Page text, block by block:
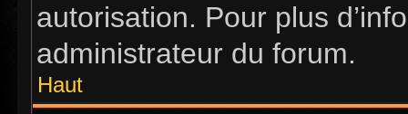
autorisation. Pour plus
administrateur du forum.
Haut